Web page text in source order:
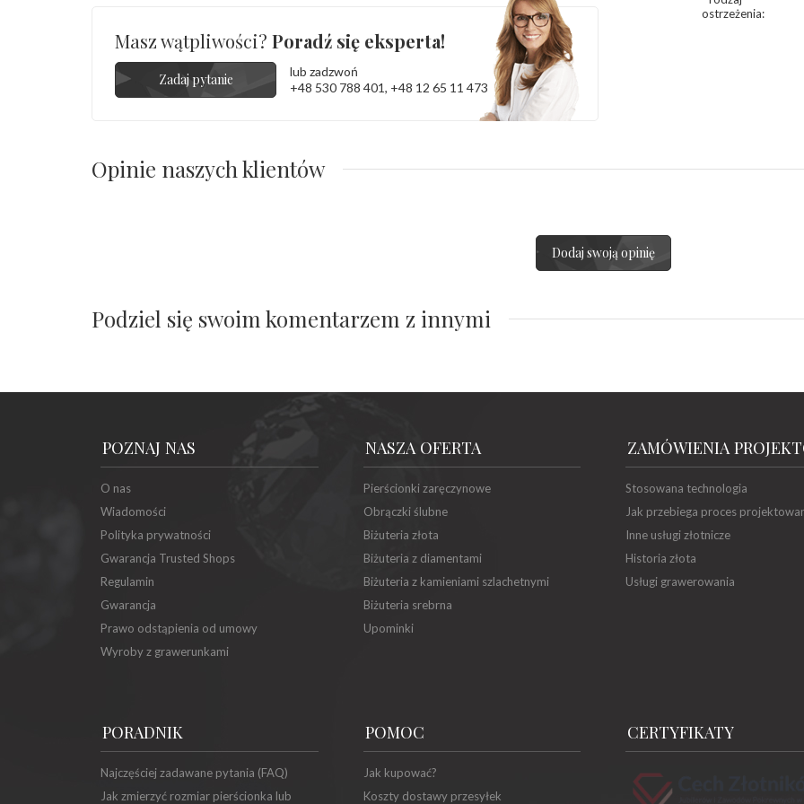
ostrzeżenia:
Masz wątpliwości? Poradź się eksperta!
Zadaj pytanie
lub zadzwoń
+48 530 788 401, +48 12 65 11 473
Opinie naszych klientów
Dodaj swoją opinię
Podziel się swoim komentarzem z innymi
POZNAJ NAS
O nas
Wiadomości
Polityka prywatności
Gwarancja Trusted Shops
Regulamin
Gwarancja
Prawo odstąpienia od umowy
Wyroby z grawerunkami
NASZA OFERTA
Pierścionki zaręczynowe
Obrączki ślubne
Biżuteria złota
Biżuteria z diamentami
Biżuteria z kamieniami szlachetnymi
Biżuteria srebrna
Upominki
ZAMÓWIENIA
Stosowana technologia
Jak przebiega proces
Inne usługi złotnicze
Historia złota
Usługi grawerowania
PORADNIK
Najczęściej zadawane pytania (FAQ)
Jak zmierzyć rozmiar pierścionka lub
POMOC
Jak kupować?
Koszty dostawy przesyłek
CERTYFIKATY